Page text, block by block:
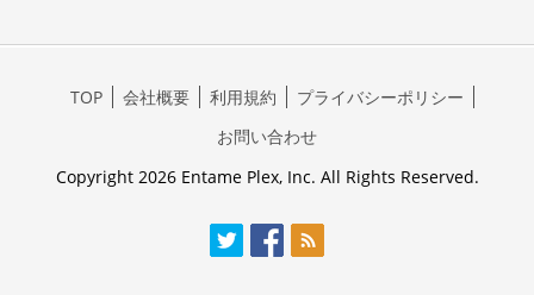
TOP 会社概要 利用規約
プライバシーポリシー
お問い合わせ
Copyright 2026 Entame Plex, Inc. All Rights Reserved.